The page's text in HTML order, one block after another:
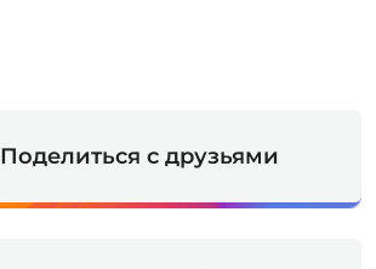
Поделиться с друзьями